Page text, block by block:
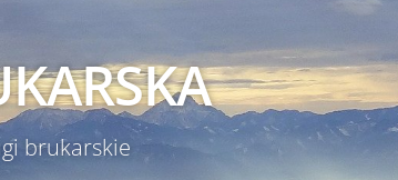
brukarskie